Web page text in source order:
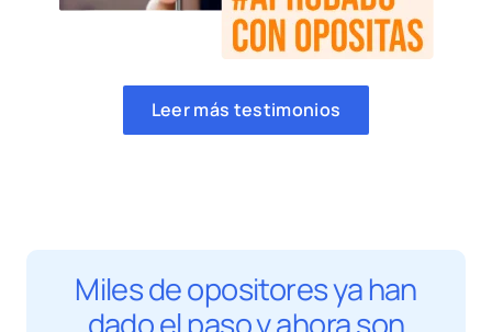
Leer más testimonios
Miles de opositores ya han
dado el paso y ahora son